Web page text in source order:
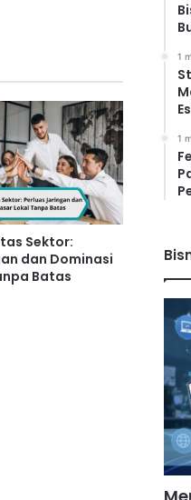
Sektor:
dan Dominasi
Batas
1
1